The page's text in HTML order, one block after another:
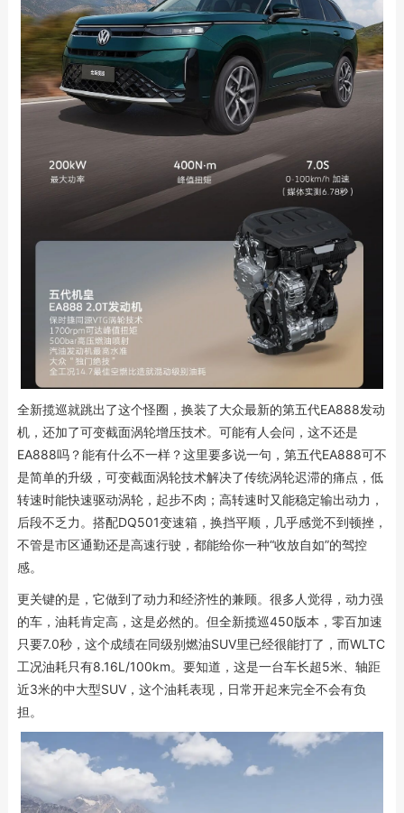
全新揽巡就跳出了这个怪圈，换装了大众最新的第五代EA888发动
机，还加了可变截面涡轮增压技术。可能有人会问，这不还是
EA888吗？能有什么不一样？这里要多说一句，第五代EA888可不
是简单的升级，可变截面涡轮技术解决了传统涡轮迟滞的痛点，低
转速时能快速驱动涡轮，起步不肉；高转速时又能稳定输出动力，
后段不乏力。搭配DQ501变速箱，换挡平顺，几乎感觉不到顿挫，
不管是市区通勤还是高速行驶，都能给你一种“收放自如”的驾控
感。
更关键的是，它做到了动力和经济性的兼顾。很多人觉得，动力强
的车，油耗肯定高，这是必然的。但全新揽巡450版本，零百加速
只要7.0秒，这个成绩在同级别燃油SUV里已经很能打了，而WLTC
工况油耗只有8.16L/100km。要知道，这是一台车长超5米、轴距
近3米的中大型SUV，这个油耗表现，日常开起来完全不会有负
担。